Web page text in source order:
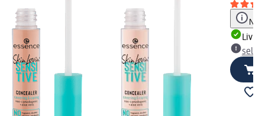
Notă